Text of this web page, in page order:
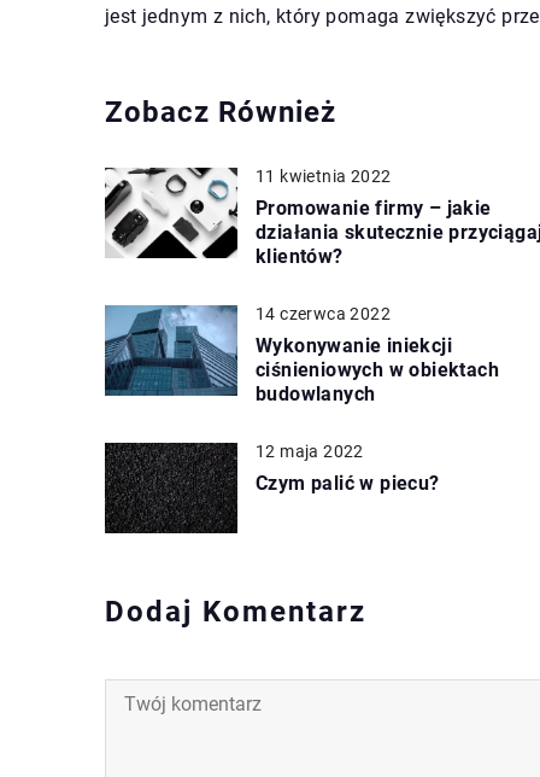
jest jednym z nich, który pomaga zwiększyć
Zobacz Również
11 kwietnia 2022
Promowanie firmy – jakie
działania skutecznie
klientów?
14 czerwca 2022
Wykonywanie iniekcji
ciśnieniowych w obiektach
budowlanych
12 maja 2022
Czym palić w piecu?
Dodaj Komentarz